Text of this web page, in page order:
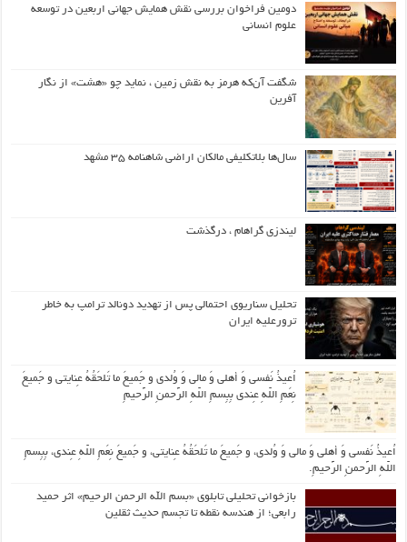
دومین فراخوان بررسی نقش همایش جهانی اربعین در توسعه
علوم انسانی
شگفت آن‌که هرمز به نقش زمین ، نماید چو «هشت» از نگار
آفرین
سال‌ها بلاتکلیفی مالکان اراضی شاهنامه ۳۵ مشهد
لیندزی گراهام ، درگذشت
تحلیل سناریوی احتمالی پس از تهدید دونالد ترامپ به خاطر
ترورعلیه ایران
اُعیذُ نَفسی وَ أهلی وَ مالی وَ وُلدی و جَمیعَ ما تَلحَقُهُ عِنایتی و جَمیعَ
نِعَمِ اللّهِ عِندی بِبِسمِ اللّهِ الرَّحمنِ الرَّحیمِ
اُعیذُ نَفسی وَ أهلی وَ مالی وَ وُلدی، و جَمیعَ ما تَلحَقُهُ عِنایتی، و جَمیعَ نِعَمِ اللّهِ عِندی، بِبِسمِ
اللّهِ الرَّحمنِ الرَّحیمِ.
بازخوانی تحلیلی تابلوی «بسم الله الرحمن الرحیم» اثر حمید
رابعی؛ از هندسه نقطه تا تجسم حدیث ثقلین